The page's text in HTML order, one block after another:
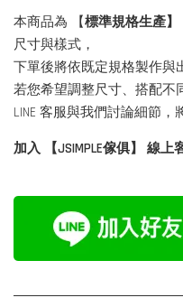
本商品為 【標準規格生產】
尺寸與樣式，
下單後將依既定規格製作與
若您希望調整尺寸、搭配不
LINE 客服與我們討論細節，
加入 【JSIMPLE傢俱】 線上